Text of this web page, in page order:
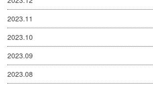
2023.11
2023.10
2023.09
2023.08